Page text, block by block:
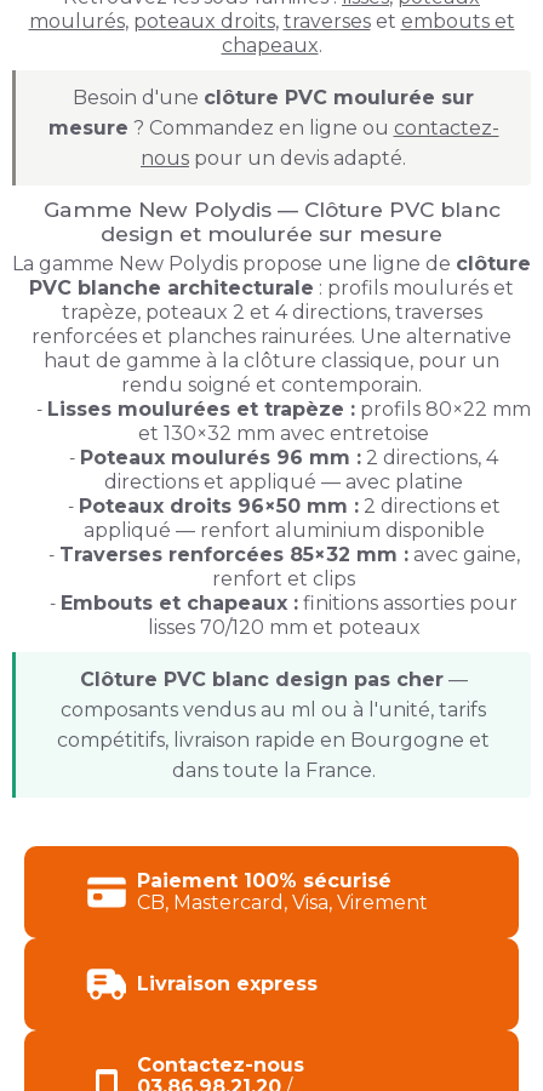
Gamme New Polydis — Clôture PVC blanc
design et moulurée sur mesure
La gamme New Polydis propose une ligne de clôture
PVC blanche architecturale : profils moulurés et
trapèze, poteaux 2 et 4 directions, traverses
renforcées et planches rainurées. Une alternative
haut de gamme à la clôture classique, pour un
rendu soigné et contemporain.
Lisses moulurées et trapèze : profils 80×22 mm
et 130×32 mm avec entretoise
Poteaux moulurés 96 mm : 2 directions, 4
directions et appliqué — avec platine
Poteaux droits 96×50 mm :2 directions et
appliqué — renfort aluminium disponible
Traverses renforcées 85×32 mm :avec gaine,
renfort et clips
Embouts et chapeaux : finitions assorties pour
lisses 70/120 mm et poteaux
Clôture PVC blanc design pas cher—
composants vendus au ml ou à l'unité, tarifs
compétitifs, livraison rapide en Bourgogne et
dans toute la France.
moulurés, poteaux droits, traverseset embouts et
chapeaux.
Besoin d'une clôture PVC moulurée sur
mesure ? Commandez en ligne ou contactez-
nous pour un devis adapté.
Paiement 100% sécurisé
CB, Mastercard, Visa, Virement
Livraison express
Contactez-nous
03.86.98.21.20 /